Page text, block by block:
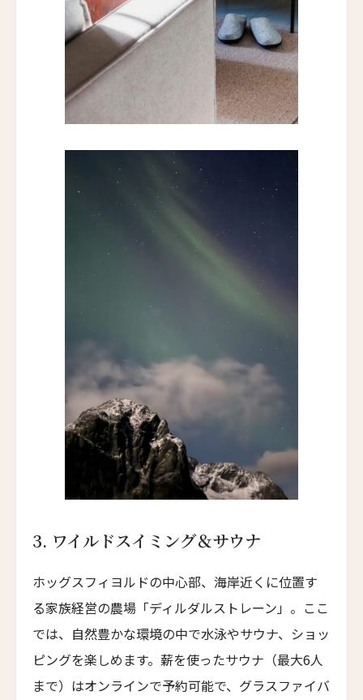
Revivo Wellness Resort
シリ・サラ プライベート・ヴィラ
Siri Sala Private Thai Villa
ヴァリー ホテル
カムデン・ハーバー・イン
Camden Harbour Inn
ザ・スターヴランド・ロシアンリバー・バレー
The Stavrand Russian River Valley
オナーリゾート・ユンシュ・ダリ
Honor Resort Yun Shu Dali
ハンジョウ・ムーショウ・シーシー・ホテル
ユイテュン・マンション
YiuTeung Mansion
ポッケイ・ホテル・シャオシン
POKKEI Hotel Shaoxing
リーウ・ハウス
The Feathers Hotel
川奈ホテルゴルフコース
Kawana Hotel & Golf Course
ジーヴァ・ホア・ルー・リトリート
Jiva Hoa Lu Retreat
3. ワイルドスイミング＆サウナ
ホッグスフィヨルドの中心部、海岸近くに位置す
る家族経営の農場「ディルダルストレーン」。ここ
では、自然豊かな環境の中で水泳やサウナ、ショッ
ピングを楽しめます。薪を使ったサウナ（最大6人
まで）はオンラインで予約可能で、グラスファイバ